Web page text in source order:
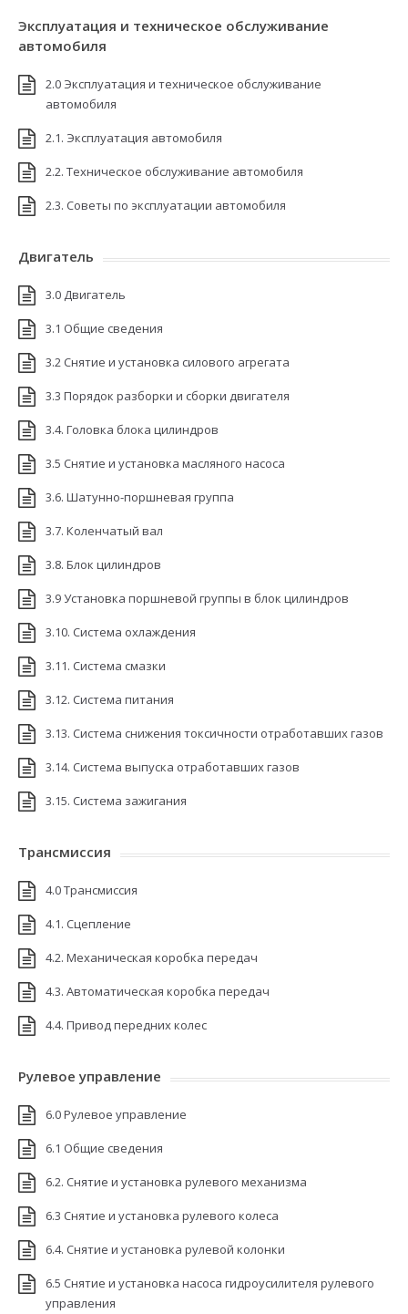
Эксплуатация и техническое обслуживание
автомобиля
2.0 Эксплуатация и техническое обслуживание
автомобиля
2.1. Эксплуатация автомобиля
2.2. Техническое обслуживание автомобиля
2.3. Советы по эксплуатации автомобиля
Двигатель
3.0 Двигатель
3.1 Общие сведения
3.2 Снятие и установка силового агрегата
3.3 Порядок разборки и сборки двигателя
3.4. Головка блока цилиндров
3.5 Снятие и установка масляного насоса
3.6. Шатунно-поршневая группа
3.7. Коленчатый вал
3.8. Блок цилиндров
3.9 Установка поршневой группы в блок цилиндров
3.10. Система охлаждения
3.11. Система смазки
3.12. Система питания
3.13. Система снижения токсичности отработавших газов
3.14. Система выпуска отработавших газов
3.15. Система зажигания
Трансмиссия
4.0 Трансмиссия
4.1. Сцепление
4.2. Механическая коробка передач
4.3. Автоматическая коробка передач
4.4. Привод передних колес
Рулевое управление
6.0 Рулевое управление
6.1 Общие сведения
6.2. Снятие и установка рулевого механизма
6.3 Снятие и установка рулевого колеса
6.4. Снятие и установка рулевой колонки
6.5 Снятие и установка насоса гидроусилителя рулевого
управления